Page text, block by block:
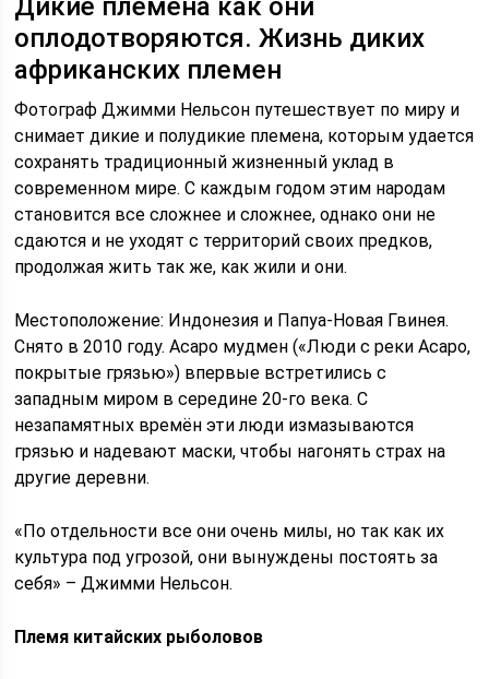
Дикие племена как они
оплодотворяются. Жизнь диких
африканских племен
Фотограф Джимми Нельсон путешествует по миру и
снимает дикие и полудикие племена, которым удается
сохранять традиционный жизненный уклад в
современном мире. С каждым годом этим народам
становится все сложнее и сложнее, однако они не
сдаются и не уходят с территорий своих предков,
продолжая жить так же, как жили и они.
Местоположение: Индонезия и Папуа-Новая Гвинея.
Снято в 2010 году. Асаро мудмен («Люди с реки Асаро,
покрытые грязью») впервые встретились с
западным миром в середине 20-го века. С
незапамятных времён эти люди измазываются
грязью и надевают маски, чтобы нагонять страх на
другие деревни.
«По отдельности все они очень милы, но так как их
культура под угрозой, они вынуждены постоять за
себя» – Джимми Нельсон.
Племя китайских рыболовов